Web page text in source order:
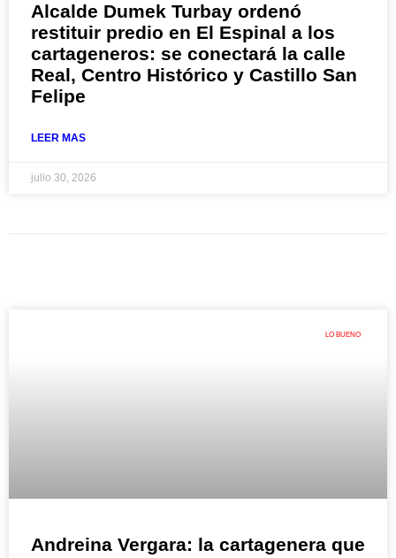
Alcalde Dumek Turbay ordenó
restituir predio en El Espinal a los
cartageneros: se conectará la calle
Real, Centro Histórico y Castillo San
Felipe
LEER MAS
julio 30, 2026
LO BUENO
Andreina Vergara: la cartagenera que